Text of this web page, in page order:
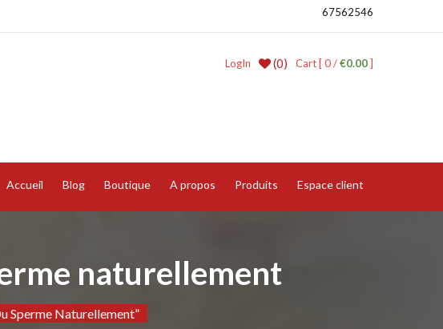
67562546
Cart [ 0 /€0.00]
(0)
LogIn
Accueil Blog Boutique A propos Produits Espace client
naturellement
Sperme Naturellement”